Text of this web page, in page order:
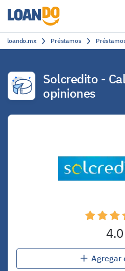
Préstamos
Créditos
Cuentas bancarias
Clasificación
loando.mx Préstamos
Solcredito -
opiniones
4.0
Agregar